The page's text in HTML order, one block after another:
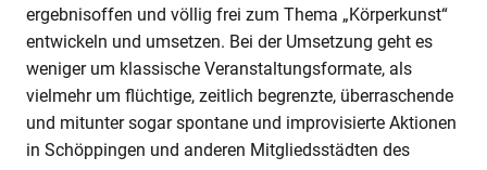
ergebnisoffen und völlig frei zum Thema „Körperkunst“
entwickeln und umsetzen. Bei der Umsetzung geht es
weniger um klassische Veranstaltungsformate, als
vielmehr um flüchtige, zeitlich begrenzte, überraschende
und mitunter sogar spontane und improvisierte Aktionen
in Schöppingen und anderen Mitgliedsstädten des